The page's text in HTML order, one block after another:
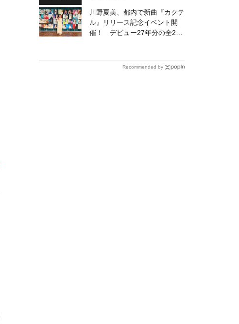
川野夏美、都内で新曲『カクテ
ル』リリース記念イベント開
催！ デビュー27年分の全280
Recommended by